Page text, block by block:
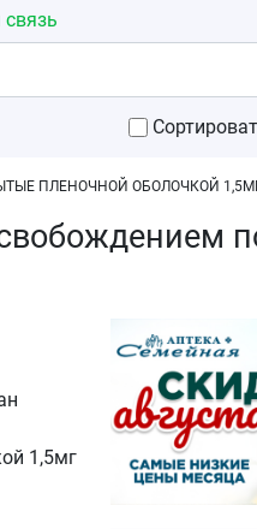
ПЛЕНОЧНОЙ ОБОЛОЧКОЙ
1,5мг